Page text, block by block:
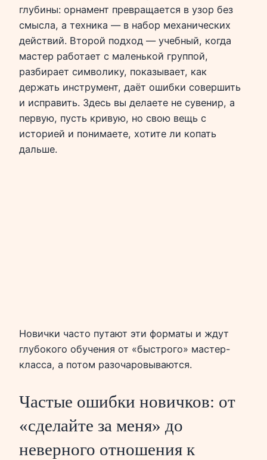
глубины: орнамент превращается в узор без
смысла, а техника — в набор механических
действий. Второй подход — учебный, когда
мастер работает с маленькой группой,
разбирает символику, показывает, как
держать инструмент, даёт ошибки совершить
и исправить. Здесь вы делаете не сувенир, а
первую, пусть кривую, но свою вещь с
историей и понимаете, хотите ли копать
дальше.
Новички часто путают эти форматы и ждут
глубокого обучения от «быстрого» мастер-
класса, а потом разочаровываются.
Частые ошибки новичков: от
«сделайте за меня» до
неверного отношения к